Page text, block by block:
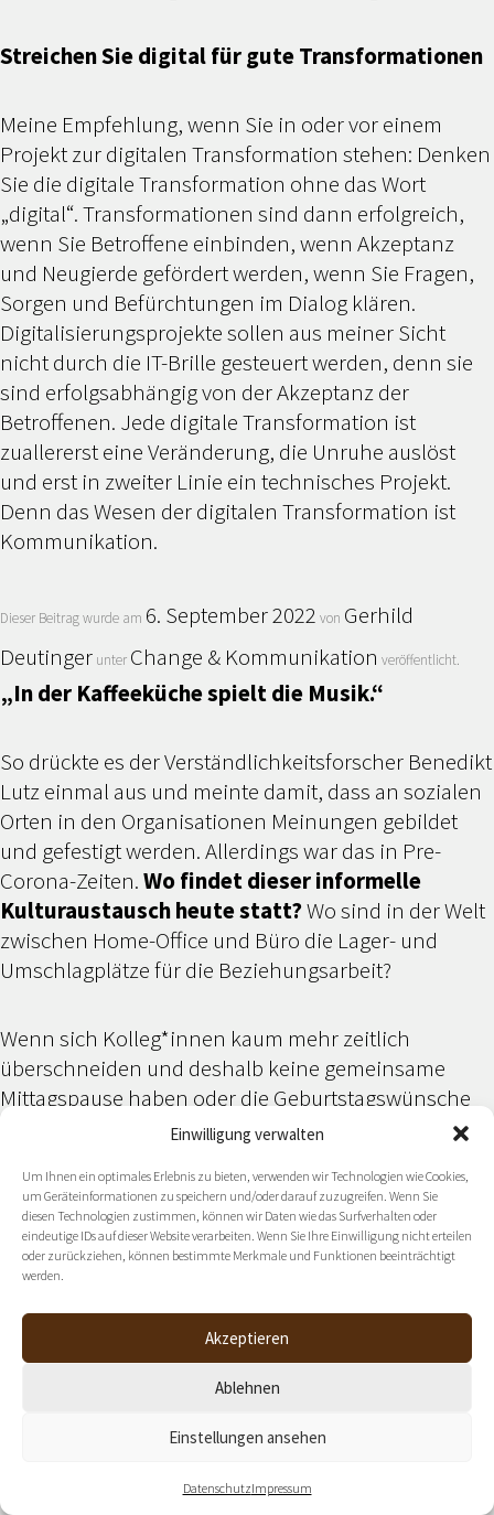
Einwilligung verwalten
Um Ihnen ein optimales Erlebnis zu bieten, verwenden wir Technologien wie Cookies,
um Geräteinformationen zu speichern und/oder darauf zuzugreifen. Wenn Sie
diesen Technologien zustimmen, können wir Daten wie das Surfverhalten oder
eindeutige IDs auf dieser Website verarbeiten. Wenn Sie Ihre Einwilligung nicht erteilen
oder zurückziehen, können bestimmte Merkmale und Funktionen beeinträchtigt
werden.
Akzeptieren
Ablehnen
Einstellungen ansehen
DatenschutzImpressum
Streichen Sie digital für gute Transformationen
Meine Empfehlung, wenn Sie in oder vor einem
Projekt zur digitalen Transformation stehen: Denken
Sie die digitale Transformation ohne das Wort
„digital“. Transformationen sind dann erfolgreich,
wenn Sie Betroffene einbinden, wenn Akzeptanz
und Neugierde gefördert werden, wenn Sie Fragen,
Sorgen und Befürchtungen im Dialog klären.
Digitalisierungsprojekte sollen aus meiner Sicht
nicht durch die IT-Brille gesteuert werden, denn sie
sind erfolgsabhängig von der Akzeptanz der
Betroffenen. Jede digitale Transformation ist
zuallererst eine Veränderung, die Unruhe auslöst
und erst in zweiter Linie ein technisches Projekt.
Denn das Wesen der digitalen Transformation ist
Kommunikation.
Dieser Beitrag wurde am 6. September 2022 von Gerhild
Deutinger unter Change & Kommunikation veröffentlicht.
„In der Kaffeeküche spielt die Musik.“
So drückte es der Verständlichkeitsforscher Benedikt
Lutz einmal aus und meinte damit, dass an sozialen
Orten in den Organisationen Meinungen gebildet
und gefestigt werden. Allerdings war das in Pre-
Corona-Zeiten.Wo findet dieser informelle
Kulturaustausch heute statt?Wo sind in der Welt
zwischen Home-Office und Büro die Lager- und
Umschlagplätze für die Beziehungsarbeit?
Wenn sich Kolleg*innen kaum mehr zeitlich
überschneiden und deshalb keine gemeinsame
Mittagspause haben oder die Geburtstagswünsche
nur mehr via Mail erhalten, leidet über kurz oder lang
Zeiten wie diesen, brauchen wir Bestätigung und das
Gefühl von Gemeinsamkeit mehr denn je genauso
wie kurze, schnelle Abstimmungen ohne langen
Chat-Austausch.
Wie könnte nun die Zukunft der informellen
Kommunikation aussehen? Wahrscheinlich werden
müssen oder zumindest initiieren, damit sie die
organisieren. Das kann, muss aber nicht Aufgabe der